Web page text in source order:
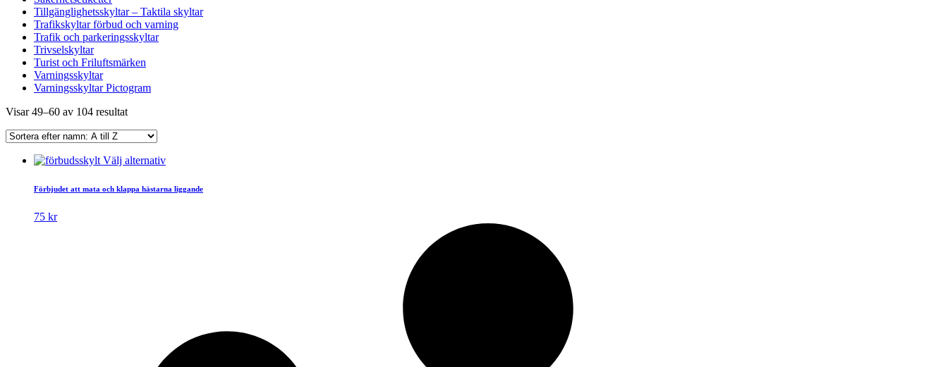
Tillgänglighetsskyltar – Taktila skyltar
Trafikskyltar förbud och varning
Trafik och parkeringsskyltar
Trivselskyltar
Turist och Friluftsmärken
Varningsskyltar
Varningsskyltar Pictogram
Visar 49–60 av 104 resultat
Välj alternativDen
produkten
Förbjudet att mata och klappa hästarna liggande
75 kr